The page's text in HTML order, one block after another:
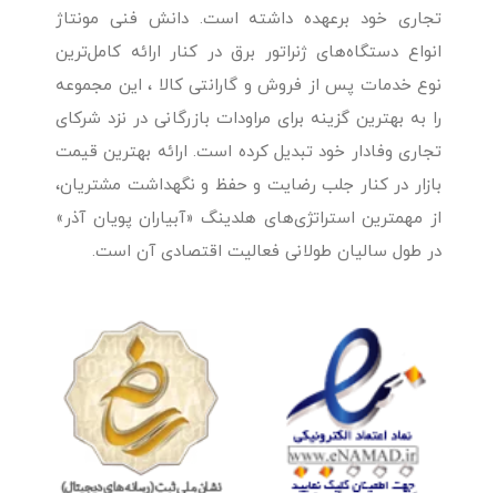
تجاری خود برعهده داشته است. دانش فنی مونتاژ
انواع دستگاه‌های ژنراتور برق در کنار ارائه کامل‌ترین
نوع خدمات پس از فروش و گارانتی کالا ، این مجموعه
را به بهترین گزینه برای مراودات بازرگانی در نزد شرکای
تجاری وفادار خود تبدیل کرده است. ارائه بهترین قیمت
بازار در کنار جلب رضایت و حفظ و نگهداشت مشتریان،
از مهمترین استراتژی‌های هلدینگ «آبیاران پویان آذر»
در طول سالیان طولانی فعالیت اقتصادی آن است.